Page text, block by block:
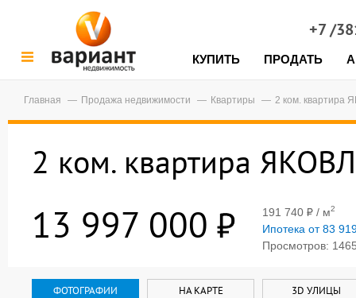
+7 /
КУПИТЬ ПРОДАТЬ
Главная Продажа недвижимости Квартиры 2 ком. квартира
2 ком. квартира
13 997 000 191 740 / м2
Ипотека от 83
Просмотров:
ФОТОГРАФИИ НА КАРТЕ 3D УЛИЦЫ